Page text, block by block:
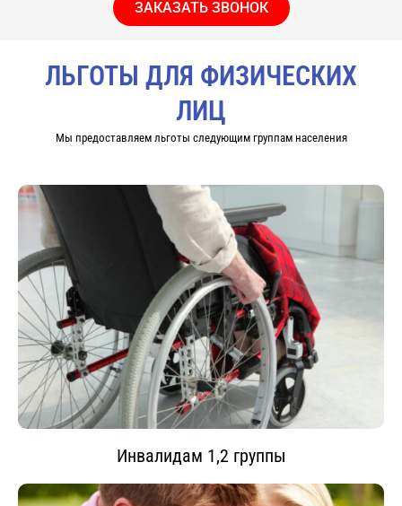
ЗАКАЗАТЬ ЗВОНОК
ЛЬГОТЫ ДЛЯ ФИЗИЧЕСКИХ
ЛИЦ
Мы предоставляем льготы следующим группам населения
Инвалидам 1,2 группы